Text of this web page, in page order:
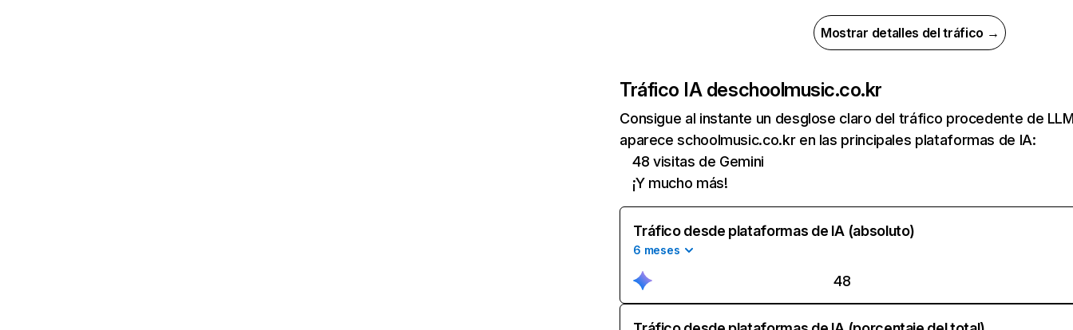
Mostrar detalles del tráfico →
Tráfico IA deschoolmusic.co.kr
Consigue al instante un desglose claro del tráfico procedente de
aparece schoolmusic.co.kr en las principales plataformas de IA:
48 visitas de Gemini
¡Y mucho más!
Tráfico desde plataformas de IA (absoluto)
6 meses
48